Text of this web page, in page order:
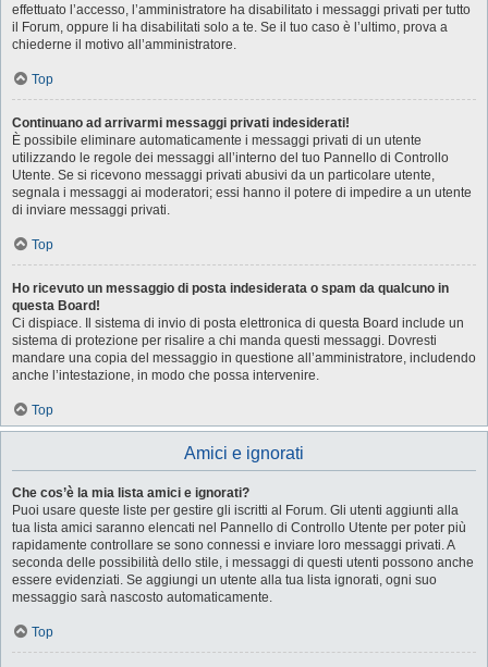
effettuato l’accesso, l’amministratore ha disabilitato i messaggi privati per tutto
il Forum, oppure li ha disabilitati solo a te. Se il tuo caso è l’ultimo, prova a
chiederne il motivo all’amministratore.
Top
Continuano ad arrivarmi messaggi privati indesiderati!
È possibile eliminare automaticamente i messaggi privati ​​di un utente
utilizzando le regole dei messaggi all’interno del tuo Pannello di Controllo
Utente. Se si ricevono messaggi privati ​​abusivi da un particolare utente,
segnala i messaggi ai moderatori; essi hanno il potere di impedire a un utente
di inviare messaggi privati​​.
Top
Ho ricevuto un messaggio di posta indesiderata o spam da qualcuno in
questa Board!
Ci dispiace. Il sistema di invio di posta elettronica di questa Board include un
sistema di protezione per risalire a chi manda questi messaggi. Dovresti
mandare una copia del messaggio in questione all’amministratore, includendo
anche l’intestazione, in modo che possa intervenire.
Top
Amici e ignorati
Che cos’è la mia lista amici e ignorati?
Puoi usare queste liste per gestire gli iscritti al Forum. Gli utenti aggiunti alla
tua lista amici saranno elencati nel Pannello di Controllo Utente per poter più
rapidamente controllare se sono connessi e inviare loro messaggi privati. A
seconda delle possibilità dello stile, i messaggi di questi utenti possono anche
essere evidenziati. Se aggiungi un utente alla tua lista ignorati, ogni suo
messaggio sarà nascosto automaticamente.
Top